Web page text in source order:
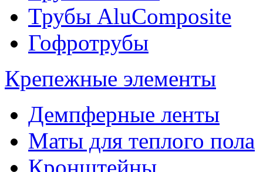
Трубы AluComposite
Гофротрубы
Крепежные элементы
Демпферные ленты
Маты для теплого пола